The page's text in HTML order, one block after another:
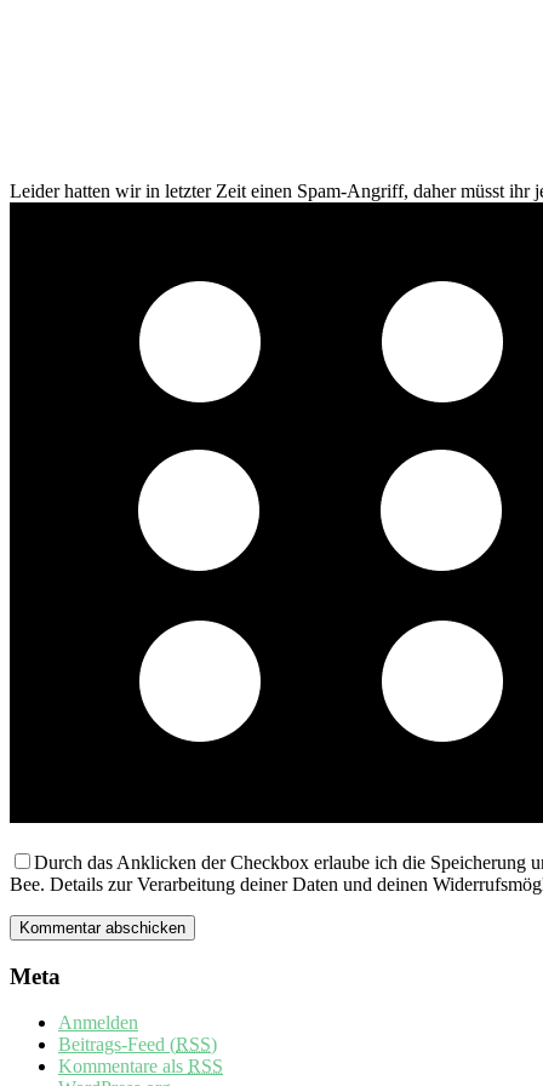
Leider hatten wir in letzter Zeit einen Spam-Angriff, daher müsst ihr
Durch das Anklicken der Checkbox erlaube ich die Speicherung
Bee. Details zur Verarbeitung deiner Daten und deinen
Meta
Anmelden
Beitrags-Feed (RSS)
Kommentare als RSS